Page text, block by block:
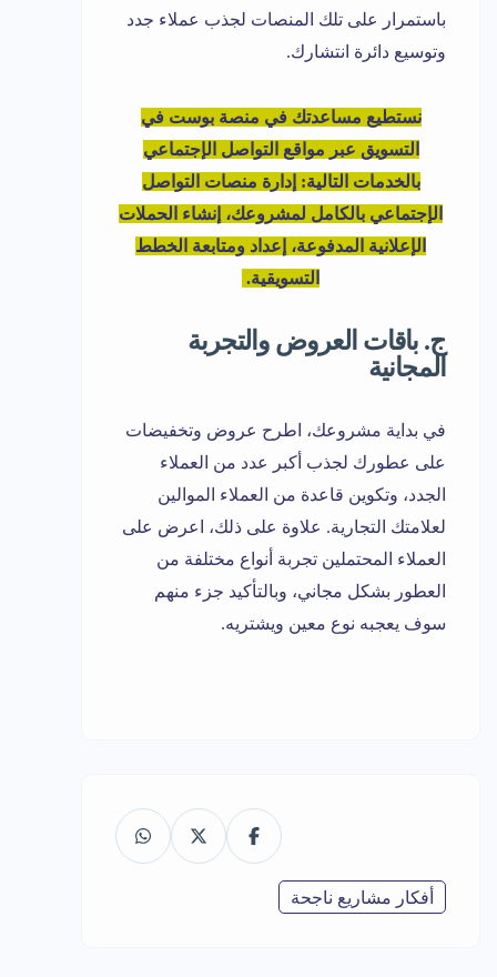
باستمرار على تلك المنصات لجذب عملاء جدد
وتوسيع دائرة انتشارك.
نستطيع مساعدتك في منصة بوست في
التسويق عبر مواقع التواصل الإجتماعي
بالخدمات التالية: إدارة منصات التواصل
الإجتماعي بالكامل لمشروعك، إنشاء الحملات
الإعلانية المدفوعة، إعداد ومتابعة الخطط
التسويقية.
ج. باقات العروض والتجربة
المجانية
في بداية مشروعك، اطرح عروض وتخفيضات
على عطورك لجذب أكبر عدد من العملاء
الجدد، وتكوين قاعدة من العملاء الموالين
لعلامتك التجارية. علاوة على ذلك، اعرض على
العملاء المحتملين تجربة أنواع مختلفة من
العطور بشكل مجاني، وبالتأكيد جزء منهم
سوف يعجبه نوع معين ويشتريه.
أفكار مشاريع ناجحة